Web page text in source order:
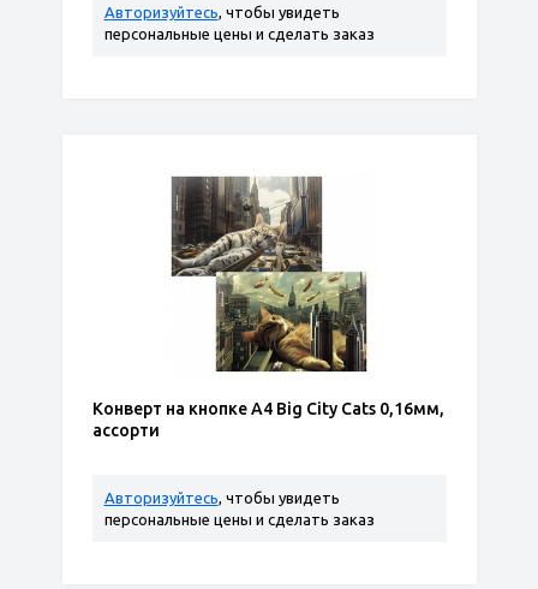
Авторизуйтесь, чтобы увидеть
персональные цены и сделать заказ
Конверт на кнопке А4 Big City Cats 0,16мм,
ассорти
Авторизуйтесь, чтобы увидеть
персональные цены и сделать заказ